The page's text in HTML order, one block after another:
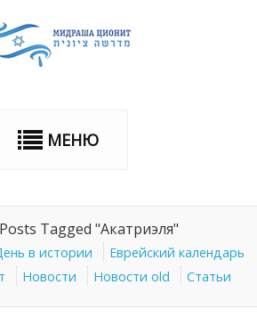
МЕНЮ
Posts Tagged "Акатриэля"
в истории
Еврейский календарь
Новости Новости old Статьи